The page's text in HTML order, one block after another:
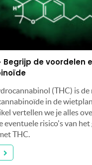
Begrijp de voordelen
(THC) is de
in de
vertellen we je alles
eventuele risico's van het
THC.